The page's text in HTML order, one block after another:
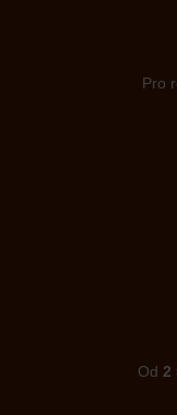
Pro
Od 2